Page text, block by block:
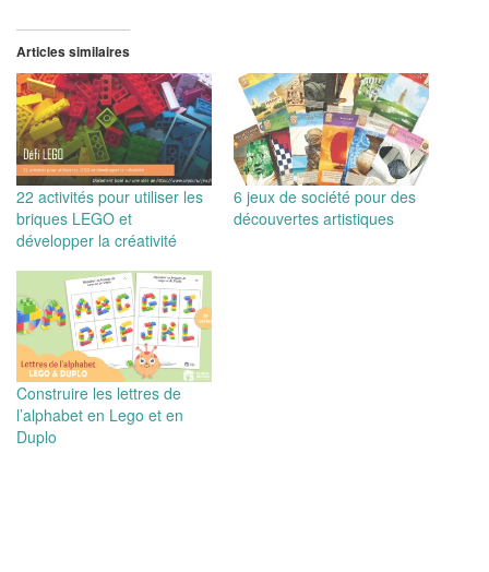
Articles similaires
22 activités pour utiliser les
briques LEGO et
développer la créativité
6 jeux de société pour des
découvertes artistiques
Construire les lettres de
l’alphabet en Lego et en
Duplo